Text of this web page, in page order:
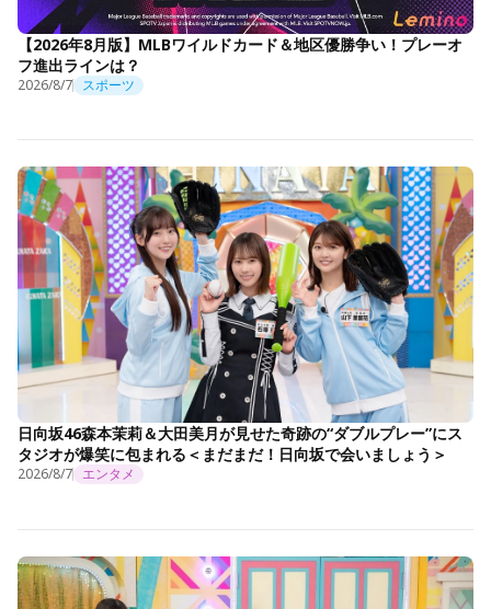
【2026年8月版】MLBワイルドカード＆地区優勝争い！プレーオ
フ進出ラインは？
2026/8/7 スポーツ
日向坂46森本茉莉＆大田美月が見せた奇跡の“ダブルプレー”にス
タジオが爆笑に包まれる＜まだまだ！日向坂で会いましょう＞
2026/8/7 エンタメ